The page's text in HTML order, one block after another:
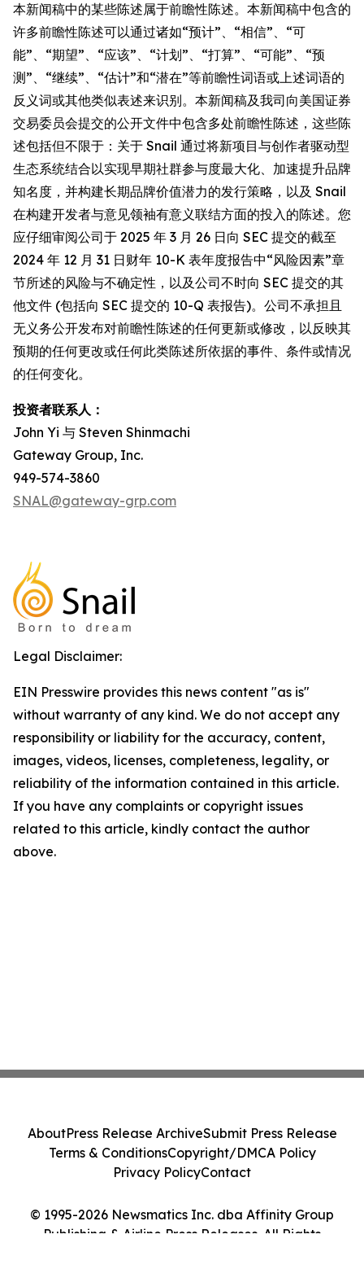
本新闻稿中的某些陈述属于前瞻性陈述。本新闻稿中包含的
许多前瞻性陈述可以通过诸如“预计”、“相信”、“可
能”、“期望”、“应该”、“计划”、“打算”、“可能”、“预
测”、“继续”、“估计”和“潜在”等前瞻性词语或上述词语的
反义词或其他类似表述来识别。本新闻稿及我司向美国证券
交易委员会提交的公开文件中包含多处前瞻性陈述，这些陈
述包括但不限于：关于 Snail 通过将新项目与创作者驱动型
生态系统结合以实现早期社群参与度最大化、加速提升品牌
知名度，并构建长期品牌价值潜力的发行策略，以及 Snail
在构建开发者与意见领袖有意义联结方面的投入的陈述。您
应仔细审阅公司于 2025 年 3 月 26 日向 SEC 提交的截至
2024 年 12 月 31 日财年 10-K 表年度报告中“风险因素”章
节所述的风险与不确定性，以及公司不时向 SEC 提交的其
他文件 (包括向 SEC 提交的 10-Q 表报告)。公司不承担且
无义务公开发布对前瞻性陈述的任何更新或修改，以反映其
预期的任何更改或任何此类陈述所依据的事件、条件或情况
的任何变化。
投资者联系人：
John Yi 与 Steven Shinmachi
Gateway Group, Inc.
949-574-3860
SNAL@gateway-grp.com
Legal Disclaimer:
EIN Presswire provides this news content "as is"
without warranty of any kind. We do not accept any
responsibility or liability for the accuracy, content,
images, videos, licenses, completeness, legality, or
reliability of the information contained in this article.
If you have any complaints or copyright issues
related to this article, kindly contact the author
above.
© 1995-2026 Newsmatics Inc. dba Affinity Group
Publishing & Airline Press Releases. All Rights
AboutPress Release ArchiveSubmit Press Release
Terms & ConditionsCopyright/DMCA Policy
Privacy PolicyContact